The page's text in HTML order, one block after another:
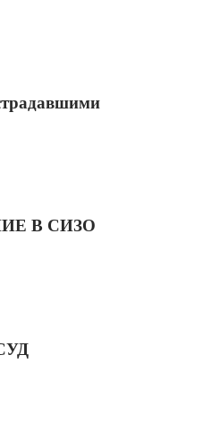
В СИЗО